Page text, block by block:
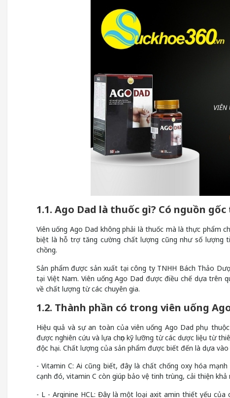
1.1. Ago Dad là thuốc gì? Có nguồn
Viên uống Ago Dad không phải là thuốc mà là thực phẩm
biệt là hỗ trợ tăng cường chất lượng cũng như số lượng
chồng.
Sản phẩm được sản xuất tại công ty TNHH Bách Thảo
tại Việt Nam. Viên uống Ago Dad được điều chế dựa trên
về chất lượng từ các chuyên gia.
1.2. Thành phần có trong viên uống
Hiệu quả và sự an toàn của viên uống Ago Dad phụ
được nghiên cứu và lựa chọn kỹ lưỡng từ các dược liệu từ
độc hại. Chất lượng của sản phẩm được biết đến là dựa
- Vitamin C: Ai cũng biết, đây là chất chống oxy hóa
cạnh đó, vitamin C còn giúp bảo vệ tinh trùng, cải thiện
- L - Arginine HCL: Đây là một loại axit amin thiết yếu